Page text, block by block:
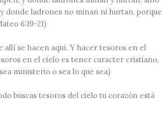
donde ladrones no minan ni hurtan, porque
6:19-21)
allí se hacen aquí. Y hacer tesoros en el
en el cielo es tener caracter cristiano,
ministerio o sea lo que sea)
buscas tesoros del cielo tu corazón está